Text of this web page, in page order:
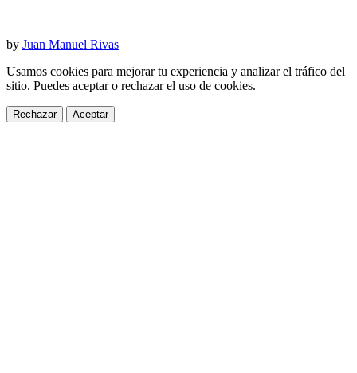
by Juan Manuel Rivas
Usamos cookies para mejorar tu experiencia y analizar el tráfico del
sitio. Puedes aceptar o rechazar el uso de cookies.
Rechazar Aceptar